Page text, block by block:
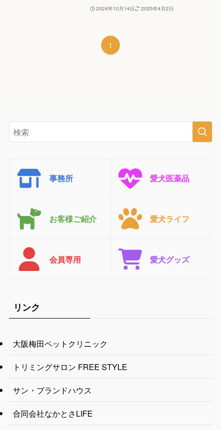
2024年10月14日 2025年4月2日
1
事務所 愛犬医薬品
お客様ご紹介 愛犬ライフ
会員専用 愛犬グッズ
リンク
大阪梅田ペットクリニック
トリミングサロン FREE STYLE
サン・ブランドハウス
合同会社なかとさLIFE